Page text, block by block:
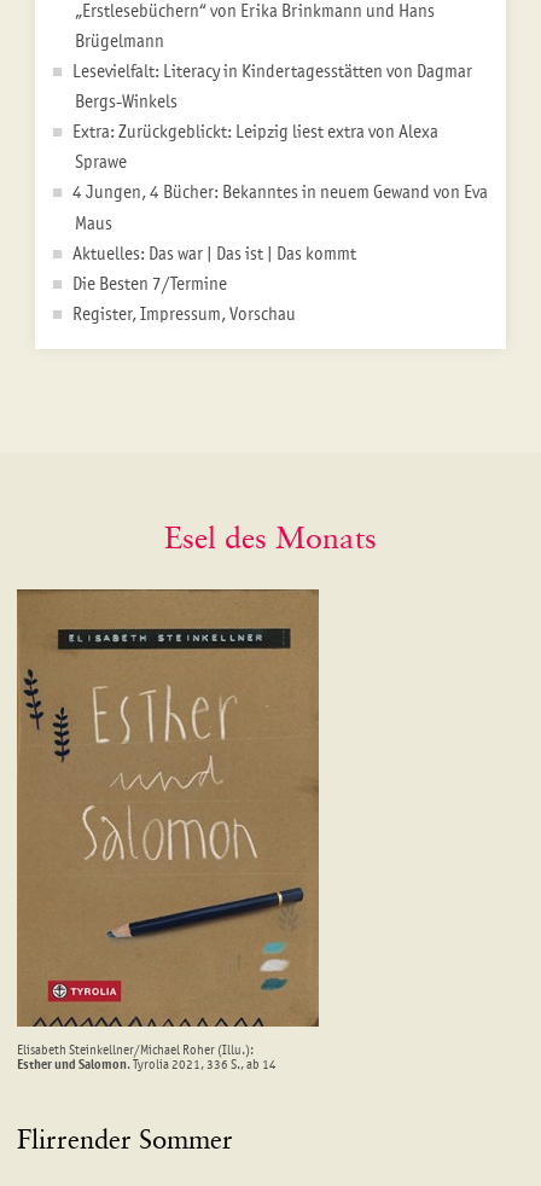
„Erstlesebüchern“ von Erika Brinkmann und Hans
Brügelmann
Lesevielfalt: Literacy in Kindertagesstätten von Dagmar
Bergs-Winkels
Extra: Zurückgeblickt: Leipzig liest extra von Alexa
Sprawe
4 Jungen, 4 Bücher: Bekanntes in neuem Gewand von Eva
Maus
Aktuelles: Das war | Das ist | Das kommt
Die Besten 7/Termine
Register, Impressum, Vorschau
Esel des Monats
Elisabeth Steinkellner/Michael Roher (Illu.):
Esther und Salomon. Tyrolia 2021, 336 S., ab 14
Flirrender Sommer